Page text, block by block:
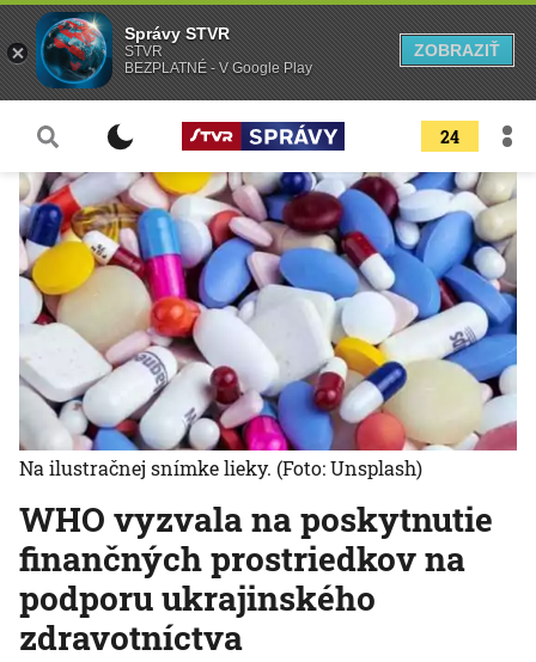
24
WHO vyzvala na poskytnutie
finančných prostriedkov na
podporu ukrajinského
zdravotníctva
Na ilustračnej snímke lieky. (Foto: Unsplash)
Správy STVR
STVR
BEZPLATNÉ - V Google Play
ZOBRAZIŤ